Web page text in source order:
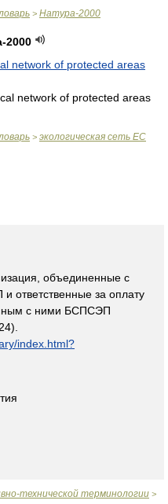
> Натура-2000
2000
network of protected areas
network of protected areas
> экологическая сеть ЕС
объединенные с
ответственные за оплату
с ними БСПСЭП
index.html?
технической терминологии >